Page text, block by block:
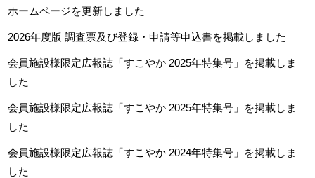
ホームページを更新しました
2026年度版 調査票及び登録・申請等申込書を掲載しました
会員施設様限定広報誌「すこやか 2025年特集号」を掲載しま
した
会員施設様限定広報誌「すこやか 2025年特集号」を掲載しま
した
会員施設様限定広報誌「すこやか 2024年特集号」を掲載しま
した